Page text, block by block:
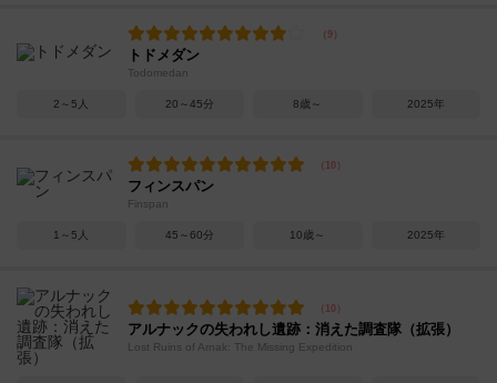
トドメダン
Todomedan
2～5人 20～45分 8歳～ 2025年
フィンスパン
Finspan
1～5人 45～60分 10歳～ 2025年
アルナックの失われし遺跡：消えた調査隊（拡張）
Lost Ruins of Arnak: The Missing Expedition